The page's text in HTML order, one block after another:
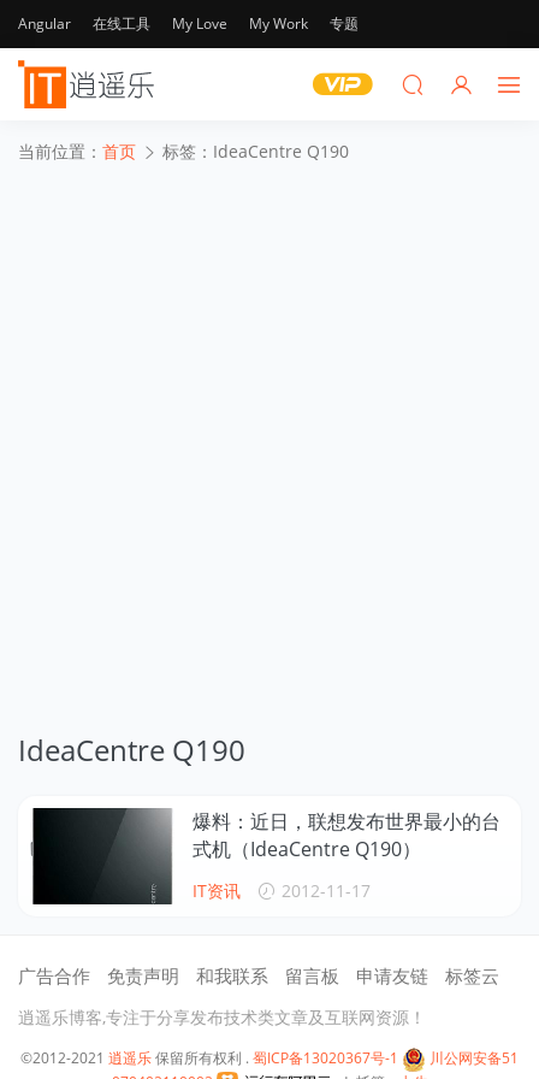
Angular 在线工具 My Love My Work 专题
当前位置： 首页 标签：IdeaCentre Q190
IdeaCentre Q190
爆料：近日，联想发布世界最小的台
式机（IdeaCentre Q190）
IT资讯 2012-11-17
广告合作 免责声明 和我联系 留言板 申请友链 标签云
逍遥乐博客,专注于分享发布技术类文章及互联网资源！
©2012-2021 逍遥乐保留所有权利 . 蜀ICP备13020367号-1
川公网安备51